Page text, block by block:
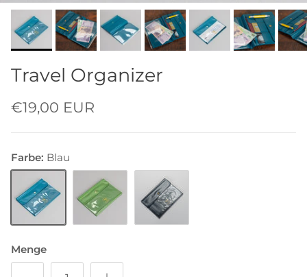
Travel Organizer
€19,00 EUR
Farbe: Blau
Menge